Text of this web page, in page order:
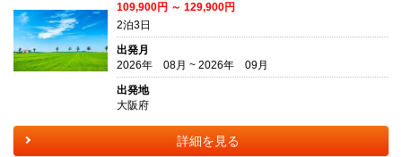
109,900円 ～ 129,900円
2泊3日
出発月
2026年 08月 ~ 2026年 09月
出発地
大阪府
詳細を見る